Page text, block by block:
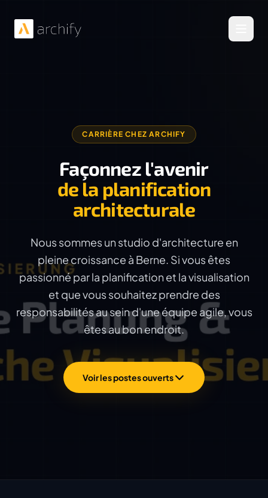
CARRIÈRE CHEZ ARCHIFY
Façonnez l'avenir
de la planification
architecturale
Nous sommes un studio d'architecture en
pleine croissance à Berne. Si vous êtes
passionné par la planification et la visualisation
et que vous souhaitez prendre des
responsabilités au sein d'une équipe agile, vous
êtes au bon endroit.
Voir les postes ouverts